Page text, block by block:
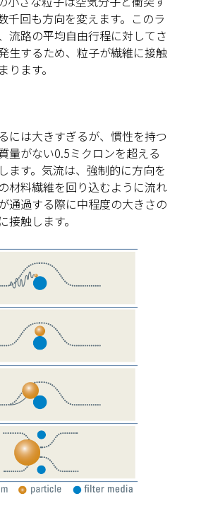
千回も方向を変えます。このラ
流路の平均自由行程に対してさ
生するため、粒子が繊維に接触
ります。
には大きすぎるが、慣性を持つ
量がない0.5ミクロンを超える
ます。気流は、強制的に方向を
材料繊維を回り込むように流れ
通過する際に中程度の大きさの
接触します。